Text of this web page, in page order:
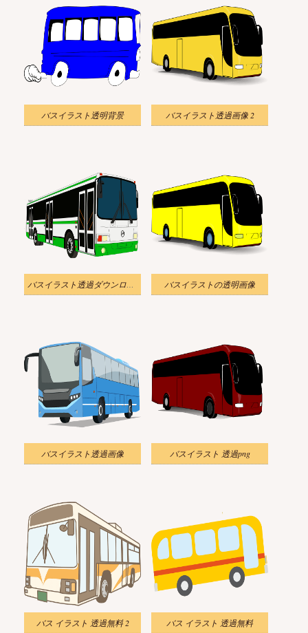
バスイラスト透明背景 バスイラスト透過画像 2
バスイラスト透過ダウンロード バスイラストの透明画像
バスイラスト透過画像 バスイラスト 透過png
バス イラスト 透過無料 2 バス イラスト 透過無料